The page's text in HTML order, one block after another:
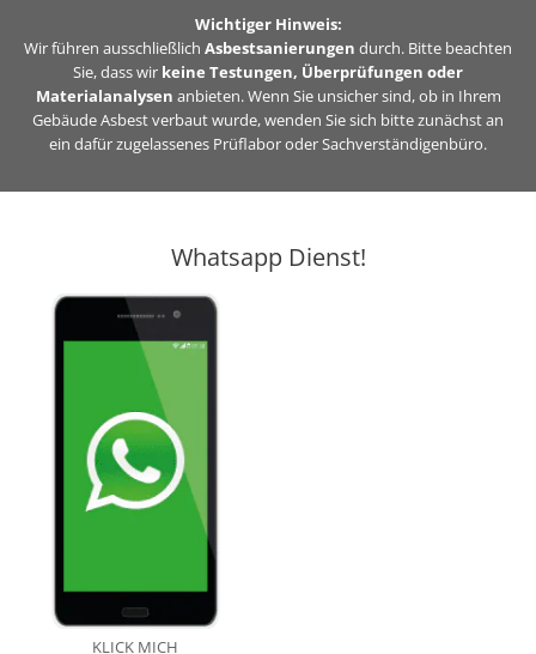
Inhalt
springen
Wichtiger Hinweis:
Wir führen ausschließlich Asbestsanierungen durch. Bitte beachten
Sie, dass wir keine Testungen, Überprüfungen oder
Materialanalysen anbieten. Wenn Sie unsicher sind, ob in Ihrem
Gebäude Asbest verbaut wurde, wenden Sie sich bitte zunächst an
ein dafür zugelassenes Prüflabor oder Sachverständigenbüro.
Whatsapp Dienst!
KLICK MICH